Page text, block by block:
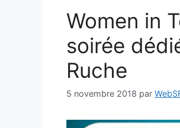
Women in
soirée
Ruche
5 novembre 2018 par